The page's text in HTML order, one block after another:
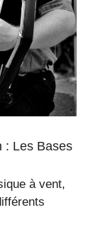
: Les Bases
à vent,